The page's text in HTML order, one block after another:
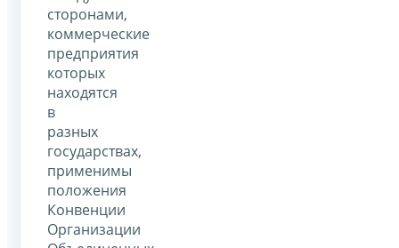
сторонами,
коммерческие
предприятия
которых
находятся
в
разных
государствах,
применимы
положения
Конвенции
Организации